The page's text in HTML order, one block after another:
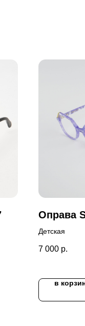
Оправа
Детская
7 000 р.
в